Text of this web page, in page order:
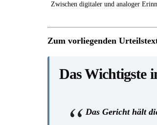
Zwischen digitaler und analoger
Zum vorliegenden
Das Wichtigste
Das Gericht hält